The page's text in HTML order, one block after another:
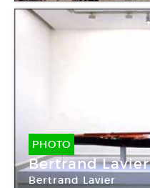
PHOTO
Bertrand Lavier
Bertrand Lavier